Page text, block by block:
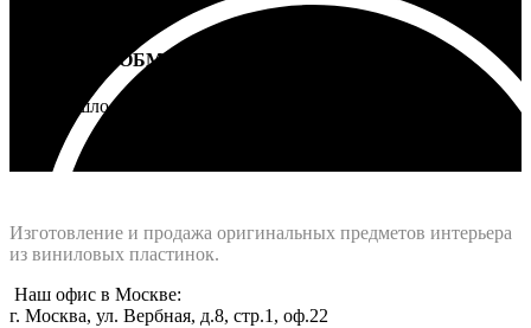
ВОЗВРАТ И ОБМЕН
Не подошло - вернем деньги
Изготовление и продажа оригинальных предметов интерьера
из виниловых пластинок.
Наш офис в Москве:
г. Москва, ул. Вербная, д.8, стр.1, оф.22